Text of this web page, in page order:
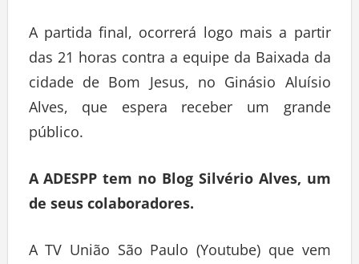
A partida final, ocorrerá logo mais a partir
das 21 horas contra a equipe da Baixada da
cidade de Bom Jesus, no Ginásio Aluísio
Alves, que espera receber um grande
público.
A ADESPP tem no Blog Silvério Alves, um
de seus colaboradores.
A TV União São Paulo (Youtube) que vem